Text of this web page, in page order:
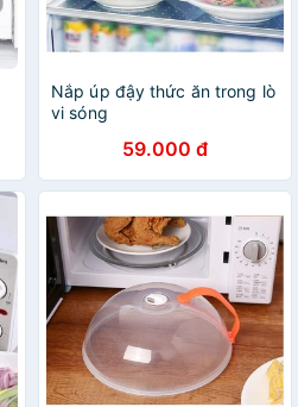
Nắp úp đậy thức ăn trong lò
vi sóng
59.000 đ